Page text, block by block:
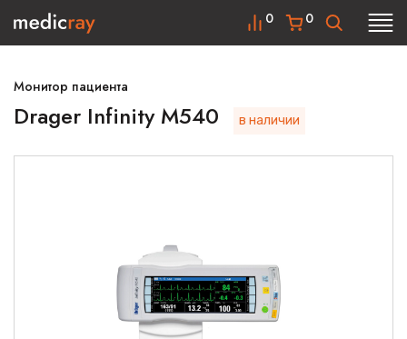
0
0
Монитор пациента
Drager Infinity M540 в наличии